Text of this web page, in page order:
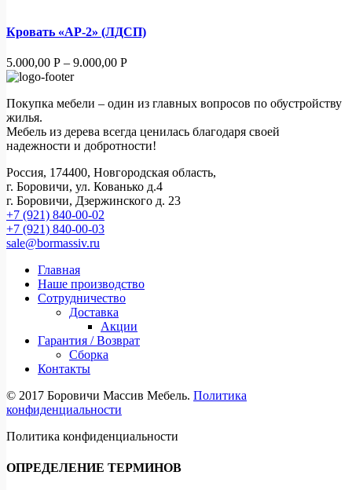
Кровать «АР-2» (ЛДСП)
5.000,00 Р – 9.000,00 Р
Покупка мебели – один из главных вопросов по обустройству
жилья.
Мебель из дерева всегда ценилась благодаря своей
надежности и добротности!
Россия, 174400, Новгородская область,
г. Боровичи, ул. Кованько д.4
г. Боровичи, Дзержинского д. 23
+7 (921) 840-00-02
+7 (921) 840-00-03
sale@bormassiv.ru
Главная
Наше производство
Сотрудничество
Доставка
Акции
Гарантия / Возврат
Сборка
Контакты
© 2017 Боровичи Массив Мебель. Политика
конфиденциальности
Политика конфиденциальности
ОПРЕДЕЛЕНИЕ ТЕРМИНОВ